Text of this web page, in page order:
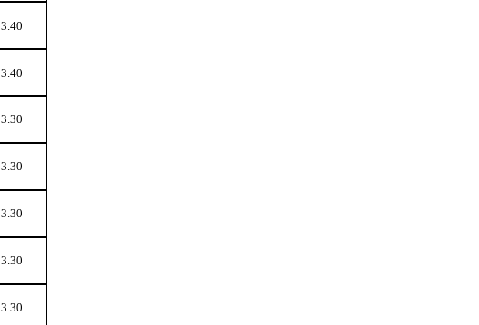
3.40
3.40
3.30
3.30
3.30
3.30
3.30